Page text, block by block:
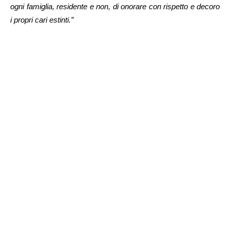
ogni famiglia, residente e non, di onorare con rispetto e decoro
i propri cari estinti.”